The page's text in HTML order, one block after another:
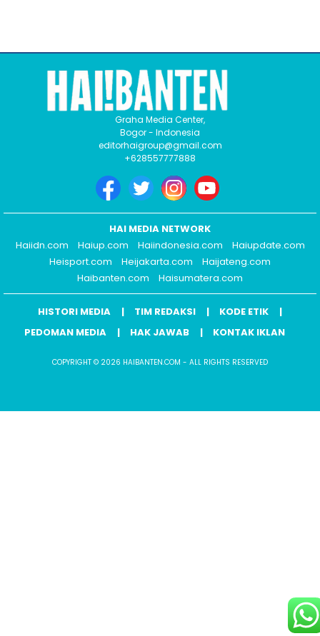
Graha Media Center,
Bogor - Indonesia
editorhaigroup@gmail.com
+628557777888
HAI MEDIA NETWORK
Haiidn.com
Haiup.com Haiindonesia.com
Haiupdate.com
Heisport.com
Heijakarta.com
Haijateng.com
Haibanten.com
Haisumatera.com
HISTORI MEDIA TIM REDAKSI
KODE ETIK
PEDOMAN MEDIA
HAK JAWAB KONTAK IKLAN
COPYRIGHT © 2026 HAIBANTEN.COM - ALL RIGHTS RESERVED